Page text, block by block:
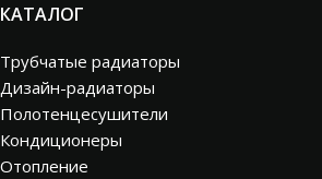
КАТАЛОГ
Трубчатые радиаторы
Дизайн-радиаторы
Полотенцесушители
Кондиционеры
Отопление